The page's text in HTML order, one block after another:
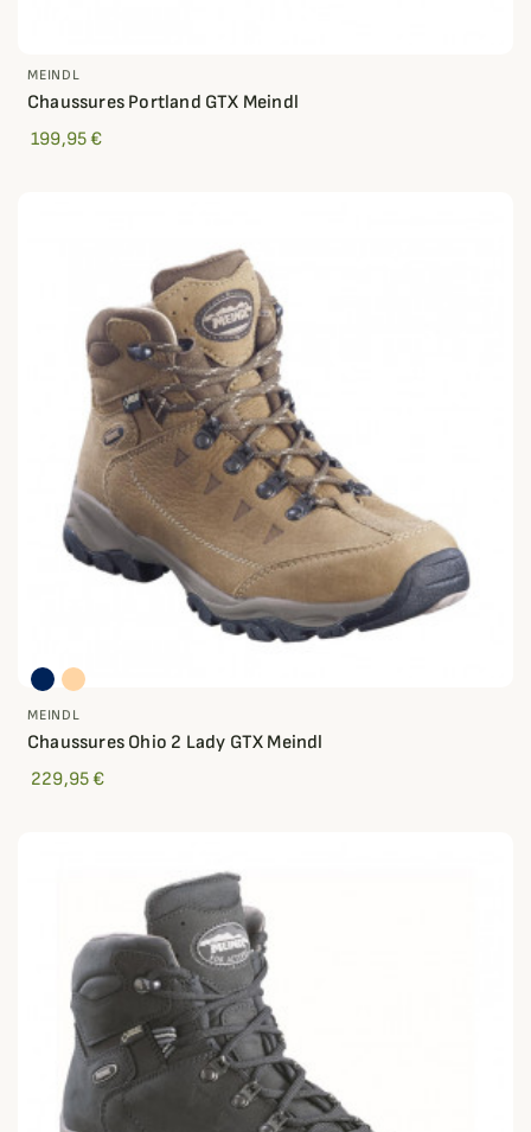
MEINDL
Chaussures Portland GTX Meindl
199,95 €
MEINDL
Chaussures Ohio 2 Lady GTX Meindl
229,95 €